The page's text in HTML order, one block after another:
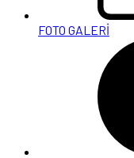
FOTO GALERİ